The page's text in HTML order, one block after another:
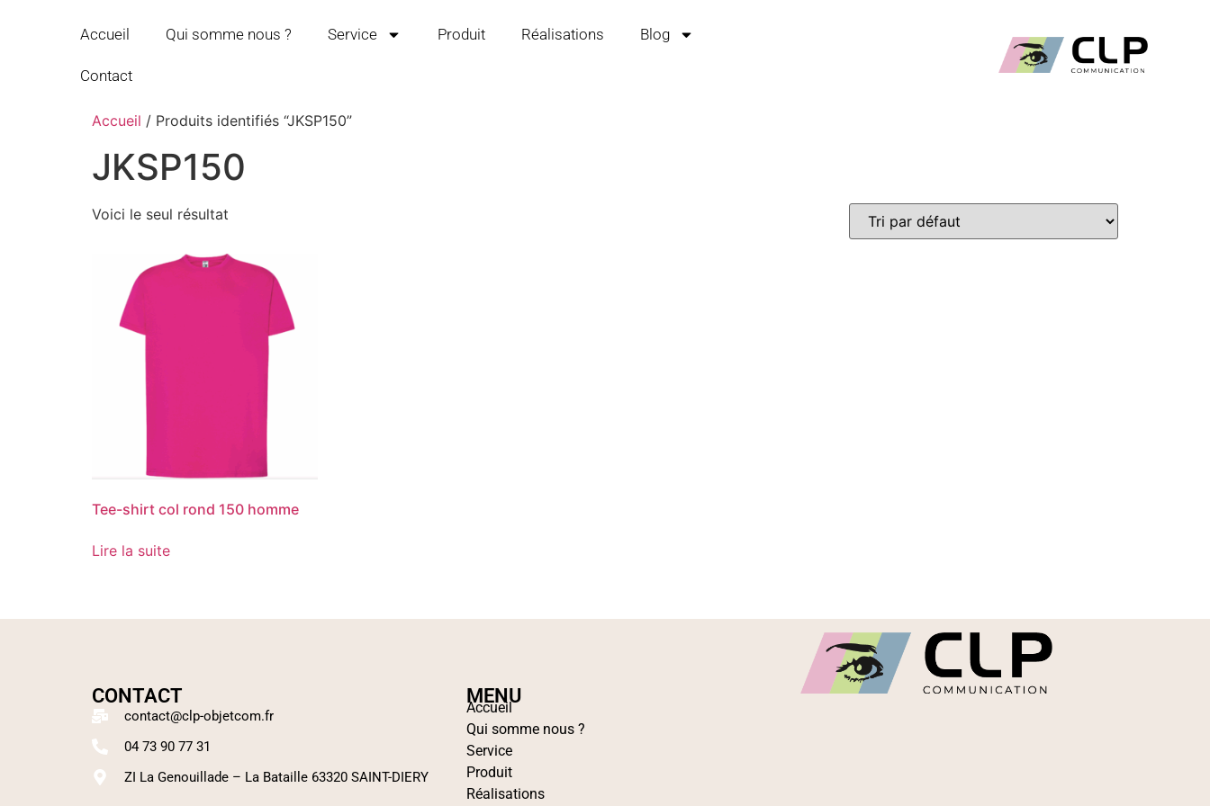
Accueil Qui somme nous ? Service Produit Réalisations Blog
Contact
Accueil / Produits identifiés “JKSP150”
JKSP150
Voici le seul résultat
Tee-shirt col rond 150 homme
Lire la suite
MENU
Accueil
Qui somme nous ?
Service
Produit
Réalisations
CONTACT
contact@clp-objetcom.fr
04 73 90 77 31
ZI La Genouillade – La Bataille 63320 SAINT-DIERY